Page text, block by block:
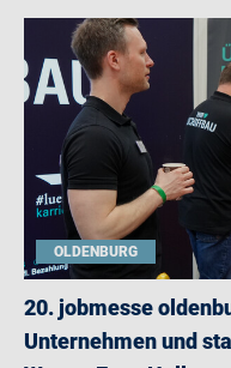
OLDENBURG
20. jobmesse
Unternehmen und